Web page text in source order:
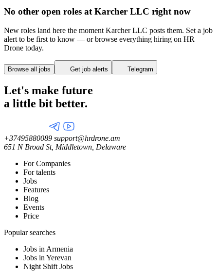
No other open roles at Karcher LLC right now
New roles land here the moment Karcher LLC posts them. Set a job
alert to be first to know — or browse everything hiring on HR
Drone today.
Browse all jobs Get job alerts Telegram
Let's make future
a little bit better.
+37495880089 support@hrdrone.am
651 N Broad St, Middletown, Delaware
For Companies
For talents
Jobs
Features
Blog
Events
Price
Popular searches
Jobs in Armenia
Jobs in Yerevan
Night Shift Jobs